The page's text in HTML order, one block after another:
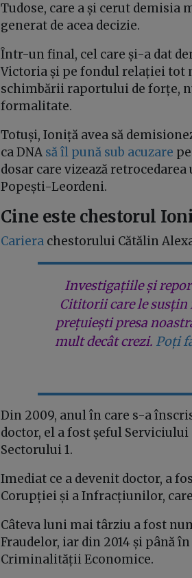
Tudose, care a și cerut
generat de acea decizie.
Într-un final, cel care și-a dat
Victoria și pe fondul relației tot
schimbării raportului de forțe,
formalitate.
Totuși, Ioniță avea să
ca DNA să îl pună sub acuzare
dosar care vizează
Popești-Leordeni.
Cine este chestorul
Cariera chestorului Cătălin
Investigațiile și
Cititorii care le susțin
prețuiești presa
mult decât crezi. Poți
Din 2009, anul în care s-a
doctor, el a fost șeful
Sectorului 1.
Imediat ce a devenit doctor, a
Corupției și a Infracțiunilor,
Câteva luni mai târziu a fost
Fraudelor, iar din 2014 și până
Criminalității Economice.